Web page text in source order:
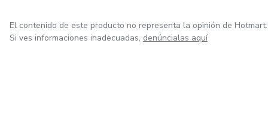
El contenido de este producto no representa la opinión de Hotmart.
Si ves informaciones inadecuadas, denúncialas aquí